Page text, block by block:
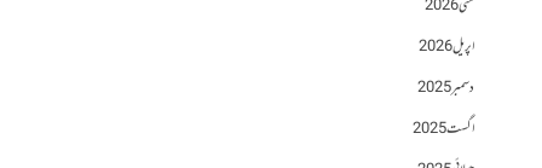
مئی 2026
اپریل 2026
دسمبر 2025
اگست 2025